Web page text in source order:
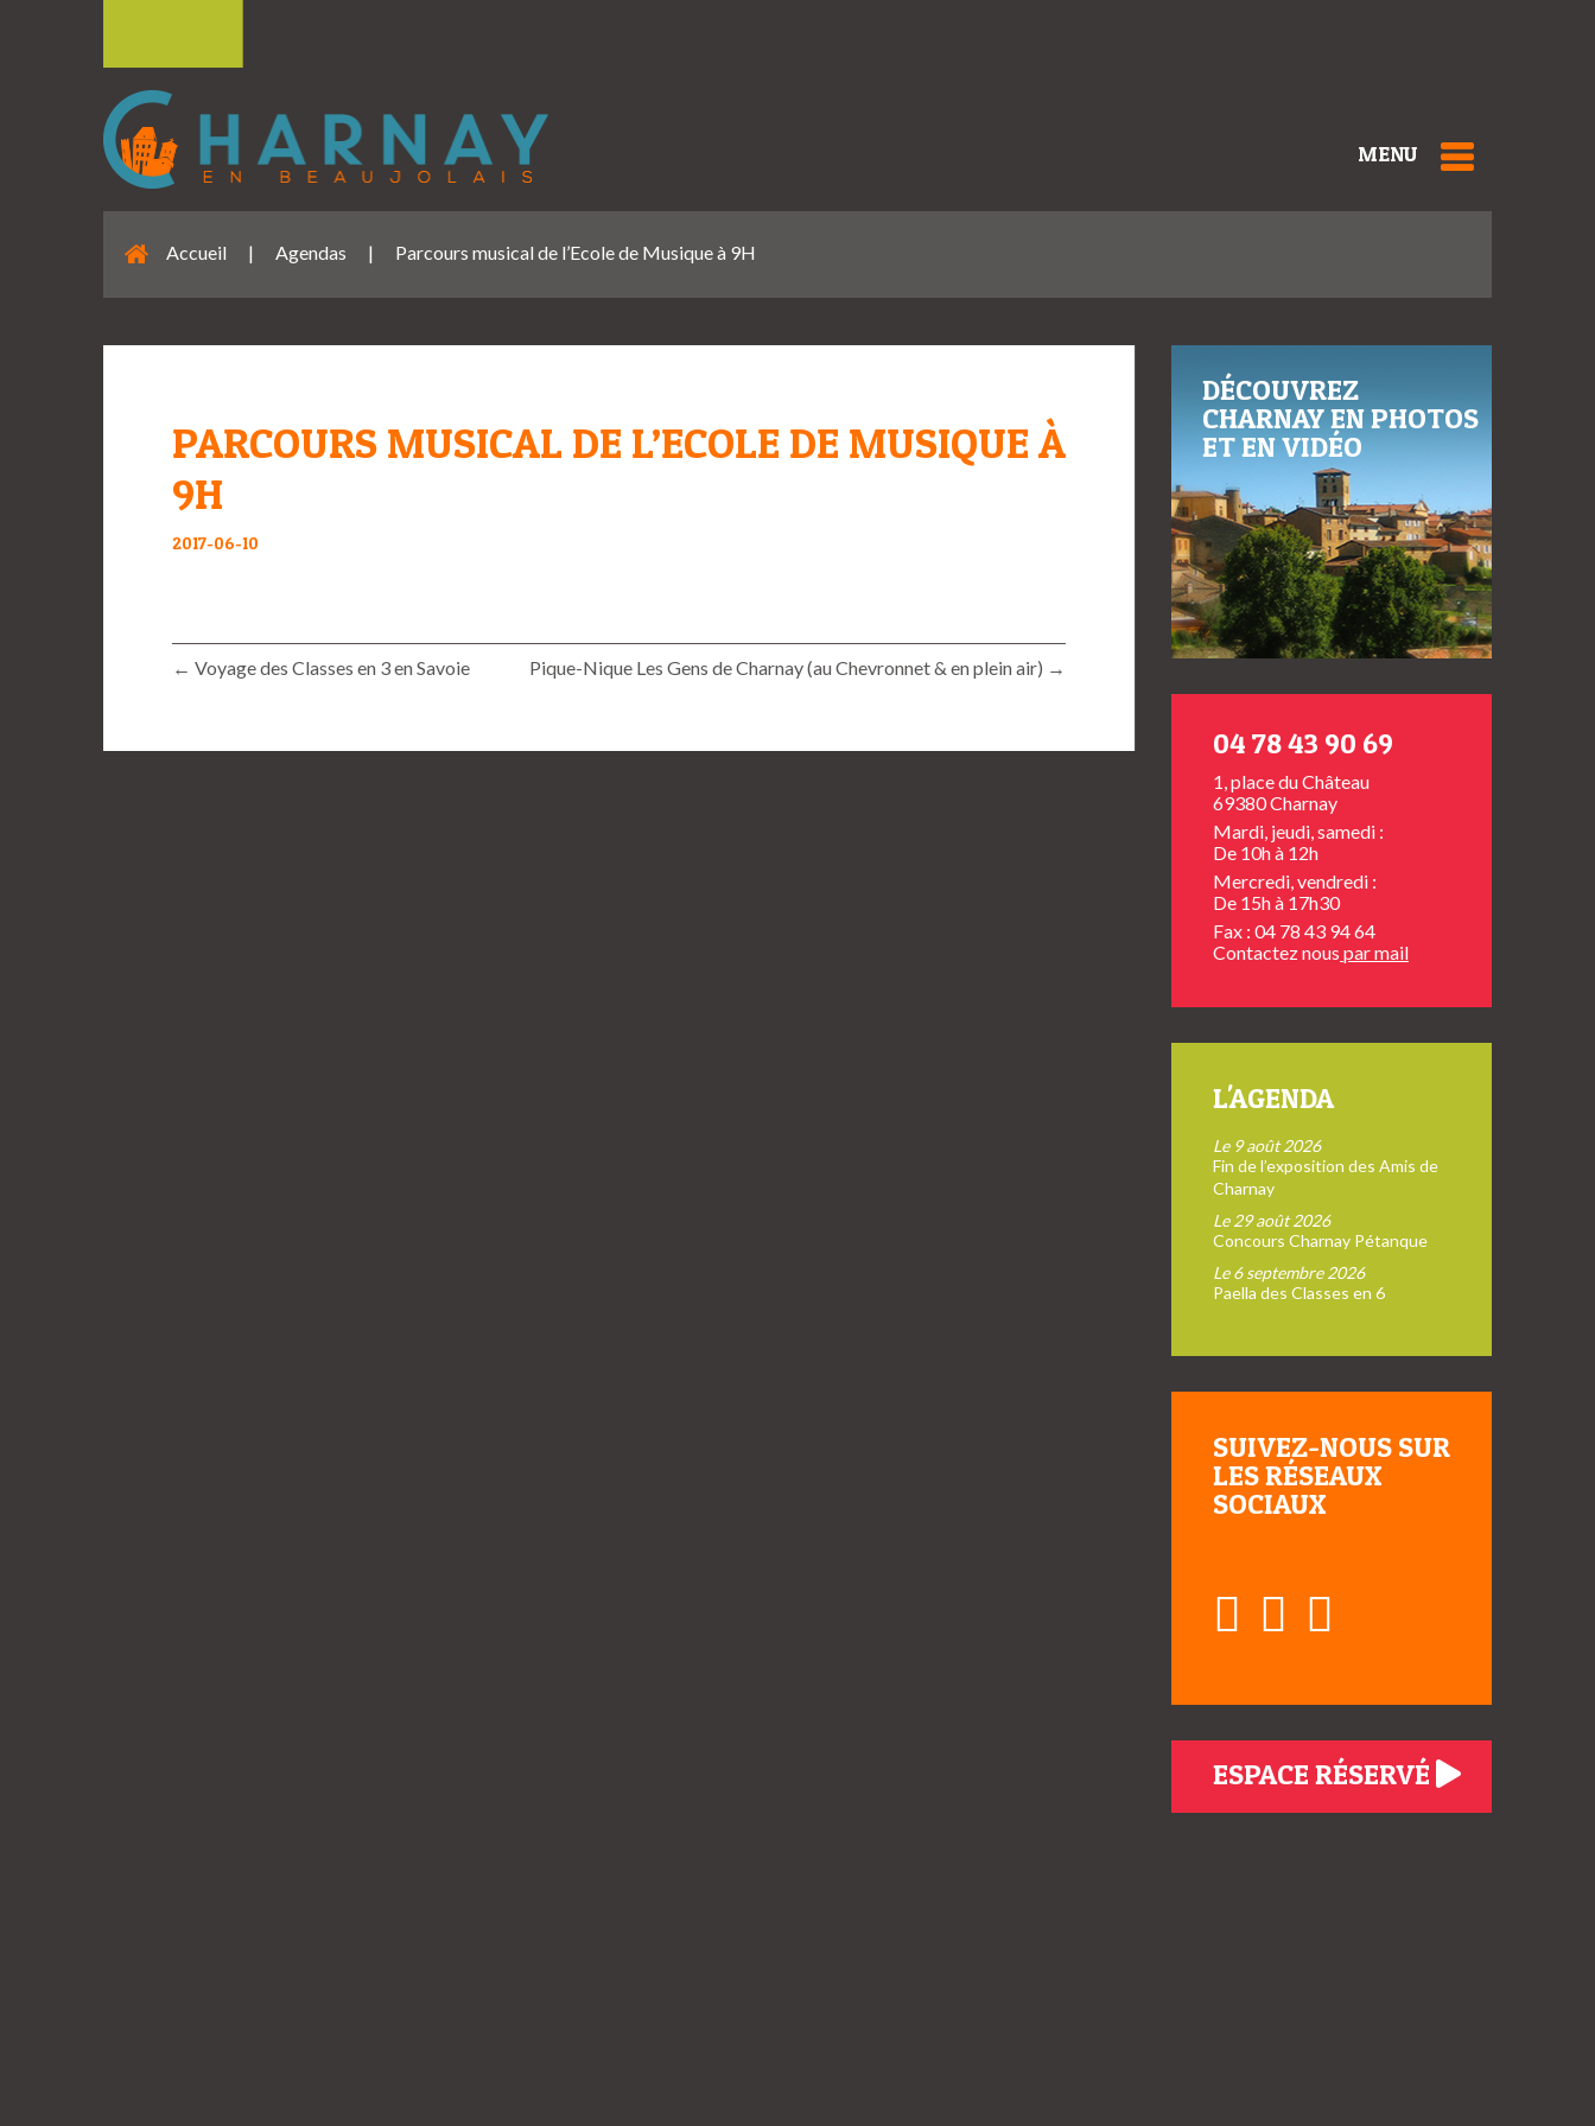
MENU
Accueil | Agendas | Parcours musical de l’Ecole de Musique à 9H
PARCOURS MUSICAL DE L’ECOLE DE MUSIQUE À
9H
2017-06-10
← Voyage des Classes en 3 en Savoie Pique-Nique Les Gens de Charnay (au Chevronnet & en plein air) →
DÉCOUVREZ
CHARNAY EN PHOTOS
ET EN VIDÉO
04 78 43 90 69
1, place du Château
69380 Charnay
Mardi, jeudi, samedi :
De 10h à 12h
Mercredi, vendredi :
De 15h à 17h30
Fax : 04 78 43 94 64
Contactez nous par mail
L'AGENDA
Le 9 août 2026
Fin de l’exposition des Amis de
Charnay
Le 29 août 2026
Concours Charnay Pétanque
Le 6 septembre 2026
Paella des Classes en 6
SUIVEZ-NOUS SUR
LES RÉSEAUX
SOCIAUX
ESPACE RÉSERVÉ